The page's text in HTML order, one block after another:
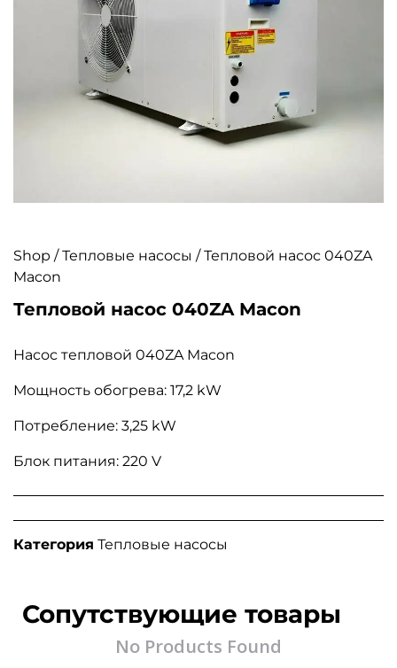
Shop /Тепловые насосы / Тепловой насос 040ZA
Macon
Тепловой насос 040ZA Macon
Насос тепловой 040ZA Macon
Мощность обогрева: 17,2 kW
Потребление: 3,25 kW
Блок питания: 220 V
Категория Тепловые насосы
Сопутствующие товары
No Products Found